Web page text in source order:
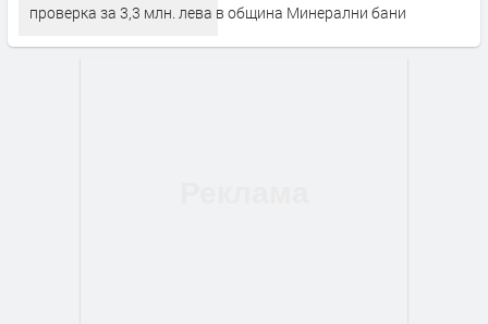
проверка за 3,3 млн. лева в община Минерални бани